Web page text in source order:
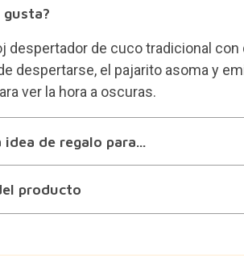
gusta?
despertador de cuco tradicional
despertarse, el pajarito asoma y
ver la hora a oscuras.
idea de regalo para...
producto